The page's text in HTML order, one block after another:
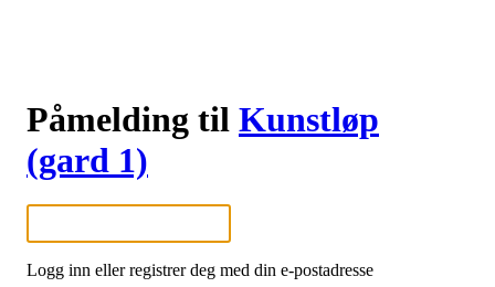
Påmelding til Kunstløp
(gard 1)
Logg inn eller registrer deg med din e-postadresse